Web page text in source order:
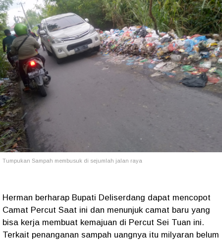
Tumpukan Sampah membusuk di sejumlah jalan raya
Herman berharap Bupati Deliserdang dapat mencopot
Camat Percut Saat ini dan menunjuk camat baru yang
bisa kerja membuat kemajuan di Percut Sei Tuan ini.
Terkait penanganan sampah uangnya itu milyaran belum